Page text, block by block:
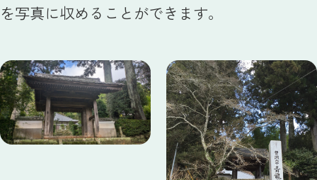
を写真に収めることができます。